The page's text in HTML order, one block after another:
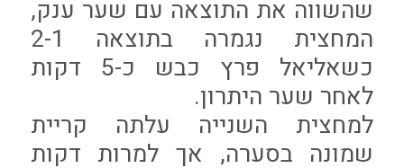
שהשווה את התוצאה עם שער ענק,
המחצית נגמרה בתוצאה 2-1
כשאליאל פרץ כבש כ-5 דקות
לאחר שער היתרון.
למחצית השנייה עלתה קריית
שמונה בסערה, אך למרות דקות